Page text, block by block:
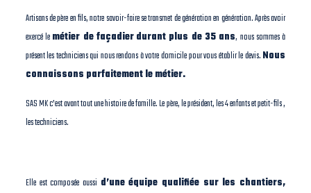
Artisans de père en fils, notre savoir-faire se transmet de génération en génération. Après avoir
exercé lemétier de façadierdurant plus de 35 ans, nous sommes à
présent les techniciens qui nous rendons à votre domicile pour vous établir le devis.Nous
connaissons parfaitement le métier.
SAS MK c’est avant tout une histoire de famille. Le père, le président, les 4 enfants et petit-fils ,
les techniciens.
Elle est composée aussi d’une équipe qualifiée sur les chantiers,